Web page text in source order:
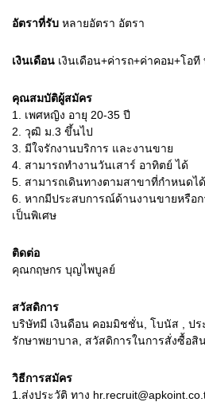
อัตราที่รับ หลายอัตรา อัตรา
เงินเดือน เงินเดือน+ค่ารถ+ค่าคอม+โอที
คุณสมบัติผู้สมัคร
1.
เพศหญิง อายุ 20-35 ปี
2. วุฒิ ม.3 ขึ้นไป
3. มีใจรักงานบริการ และงานขาย
4. สามารถทำงานวันเสาร์ อาทิตย์ ได้
5. สามารถเดินทางตามสาขาที่กำหนดไ
6. หากมีประสบการณ์ด้านงานขายหรือ
เป็นพิเศษ
ติดต่อ
คุณกฤษกร บุญไพบูลย์
สวัสดิการ
บริษัทมี เงินดือน คอมมิชชั่น, โบนัส , ป
รักษาพยาบาล, สวัสดิการในการสั่งซื้อสิ
วิธีการสมัคร
1.ส่งประวัติ ทาง